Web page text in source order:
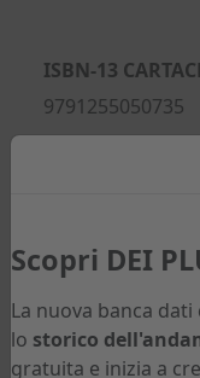
ISBN-13
9791255050735
2025
PAGINE
526
Scopri DEI
La nuova banca dati
lo storico
gratuita e inizia a